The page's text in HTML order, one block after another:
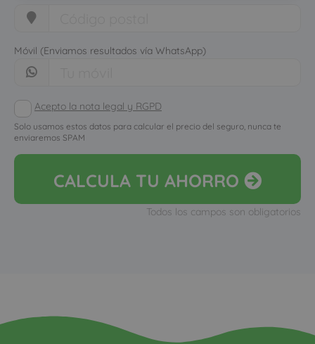
Móvil (Enviamos resultados vía WhatsApp)
Acepto la nota legal y RGPD
Solo usamos estos datos para calcular el precio del seguro, nunca te
enviaremos SPAM
CALCULA TU AHORRO
Todos los campos son obligatorios